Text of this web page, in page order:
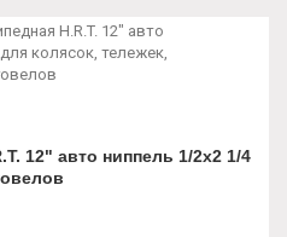
12" авто ниппель 1/2x2 1/4